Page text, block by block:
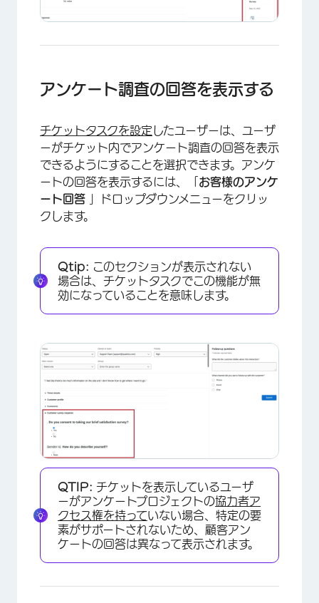
×
×
アンケート調査の回答を表示する
チケットタスクを設定したユーザーは、ユーザ
ーがチケット内でアンケート調査の回答を表示
できるようにすることを選択できます。アンケ
ートの回答を表示するには、「 お客様のアンケ
ート回答
」ドロップダウンメニューをクリッ
クします。
Qtip: このセクションが表示されない
場合は、チケットタスクでこの機能が無
効になっていることを意味します。
QTIP: チケットを表示しているユーザ
ーがアンケートプロジェクトの協力者ア
クセス権を持っていない場合、特定の要
素がサポートされないため、顧客アン
ケートの回答は異なって表示されます。